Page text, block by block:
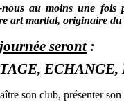
nous au moins une fois
art martial, originaire
seront:
son club, présenter